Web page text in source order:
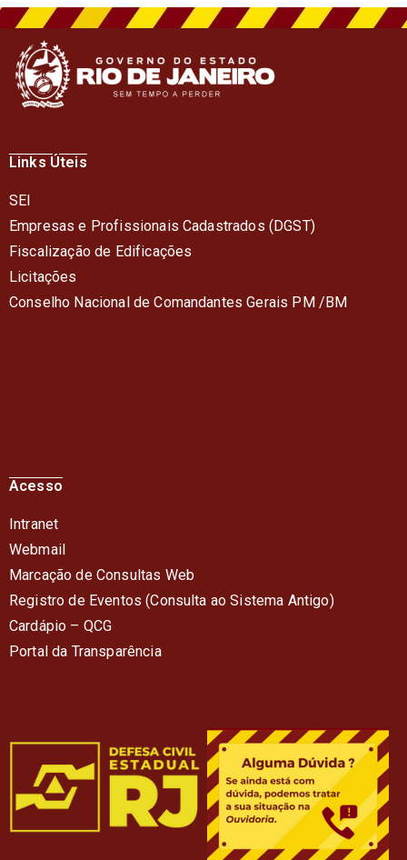
Links Úteis
SEI
Empresas e Profissionais Cadastrados (DGST)
Fiscalização de Edificações
Licitações
Conselho Nacional de Comandantes Gerais PM /BM
Acesso
Intranet
Webmail
Marcação de Consultas Web
Registro de Eventos (Consulta ao Sistema Antigo)
Cardápio – QCG
Portal da Transparência